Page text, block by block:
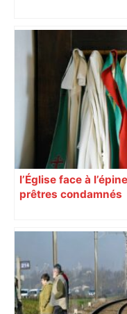
l’Église face à
prêtres condamnés